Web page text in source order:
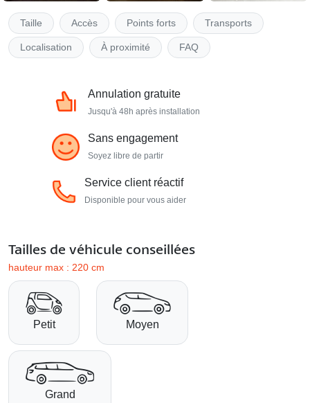
Taille Accès Points forts Transports
Localisation À proximité FAQ
Annulation gratuite
Jusqu'à 48h après installation
Sans engagement
Soyez libre de partir
Service client réactif
Disponible pour vous aider
Tailles de véhicule conseillées
hauteur max : 220 cm
Petit Moyen
Grand